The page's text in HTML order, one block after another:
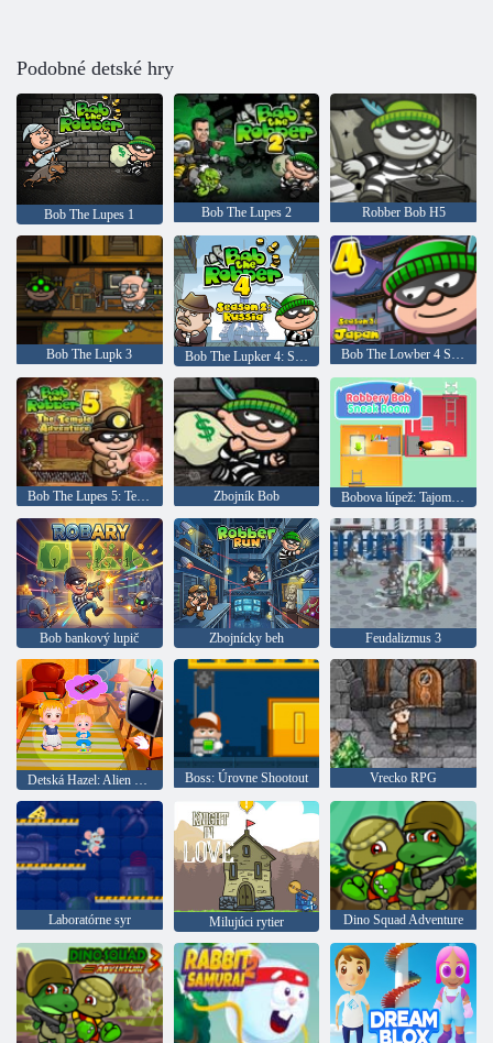
Podobné detské hry
Bob The Lupes 1 Bob The Lupes 2 Robber Bob H5
Bob The Lupk 3 Bob The Lowber 4 Sezóna 3: Japonsko
Bob The Lupes 5: Temple Adventure Zbojník Bob Bobova lúpež: Tajomná komnata
Bob bankový lupič Zbojnícky beh Feudalizmus 3
Boss: Úrovne Shootout Vrecko RPG
Laboratórne syr Milujúci rytier Dino Squad Adventure